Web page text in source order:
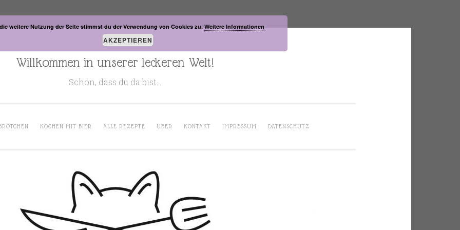
Willkommen in unserer leckeren Welt!
Schön, dass du da bist…
KOCHEN MIT BIER ALLE REZEPTE ÜBER KONTAKT IMPRESSUM DATENSCHUTZ
weitere Nutzung der Seite stimmst du der Verwendung von Cookies zu. Weitere Informationen
AKZEPTIEREN